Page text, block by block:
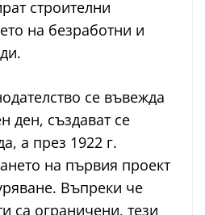
строителни
на безработни и
се въвежда
ден, създават се
а през 1922 г.
на първия проект
Въпреки че
са ограничени, тези